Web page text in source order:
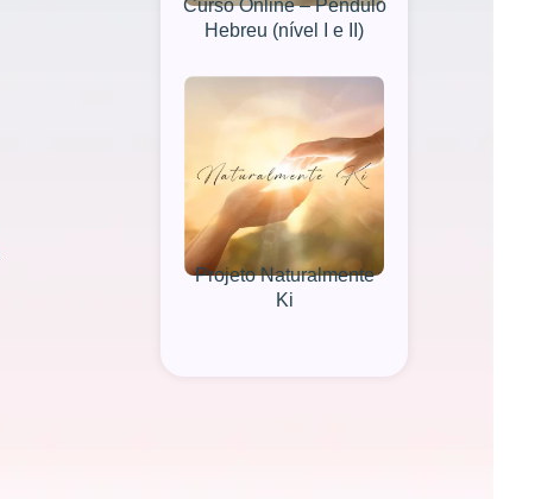
Curso Online – Pêndulo
Hebreu (nível I e II)
Projeto Naturalmente
Ki